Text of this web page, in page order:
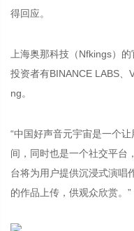
得回应。
上海奥那科技（Nfkings）
投资者有BINANCE LABS、
ng。
“中国好声音元宇宙是一个
间，同时也是一个社交平台
台将为用户提供沉浸式演唱
的作品上传，供观众欣赏。”